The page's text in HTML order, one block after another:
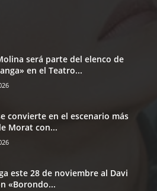
será parte del elenco de
en el Teatro...
convierte en el escenario más
Morat con...
este 28 de noviembre al Davi
«Borondo...